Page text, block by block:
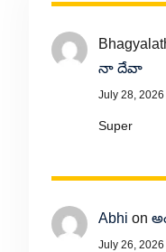
నా దేవా
July 28, 2026
Super
Abhi on
July 26, 2026